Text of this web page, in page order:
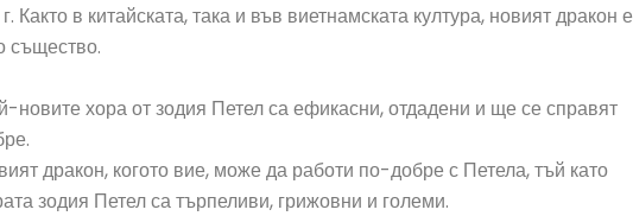
Както в китайската, така и във виетнамската култура, новият дракон е
същество.
новите хора от зодия Петел са ефикасни, отдадени и ще се справят
дракон, когото вие, може да работи по-добре с Петела, тъй като
зодия Петел са търпеливи, грижовни и големи.